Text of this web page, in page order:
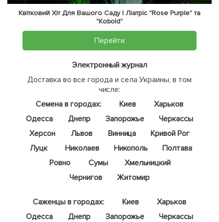
Квітковий Хіт Для Вашого Саду | Ліатріс "Rose Purple" та
"Kobold"
Перейти
Электронный журнал
Доставка во все города и села Украины, в том
числе:
Семена в городах:
Киев
Харьков
Одесса
Днепр Запорожье
Черкассы
Херсон
Львов Винница
Кривой Рог
Луцк
Николаев Никополь
Полтава
Ровно
Сумы
Хмельницкий
Чернигов
Житомир
Саженцы в городах: Киев
Харьков
Одесса
Днепр Запорожье
Черкассы